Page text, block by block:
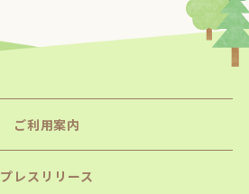
ご利用案内
プレスリリース